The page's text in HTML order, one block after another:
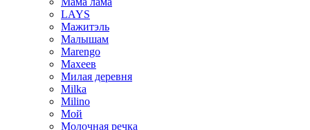
LAYS
Мажитэль
Малышам
Marengo
Махеев
Милая деревня
Milka
Milino
Мой
Молочная речка